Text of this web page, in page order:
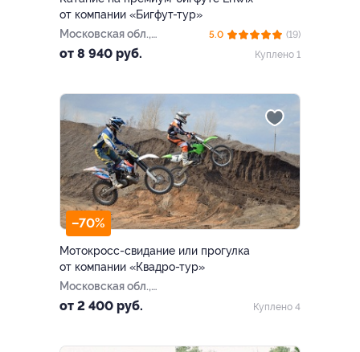
от компании «Бигфут-тур»
Московская обл.,
Сергиево-Посадский г.о.,
от 8 940 руб.
5.0
(19)
Куплено 1
–70%
Мотокросс-свидание или прогулка
от компании «Квадро-тур»
Московская обл.,
Дмитровский г. о., пос.
от 2 400 руб. Куплено 4